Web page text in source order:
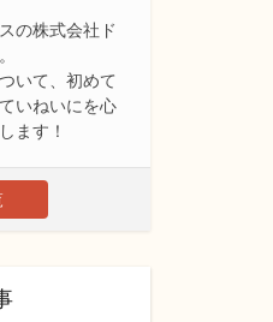
の株式会社ド
いて、初めて
いねいにを心
ます！